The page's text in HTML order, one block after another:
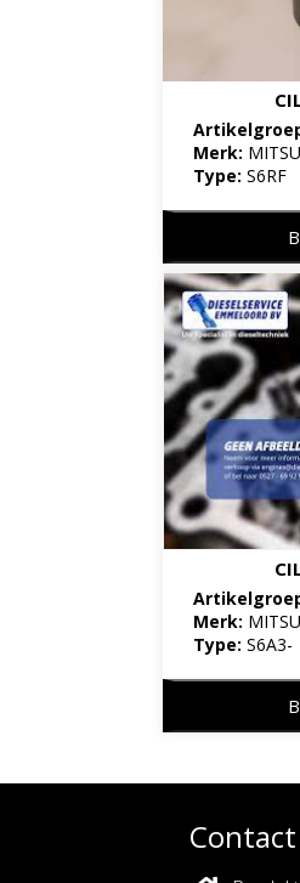
Merk:
Type: S6RF
Merk:
Type: S6A3-